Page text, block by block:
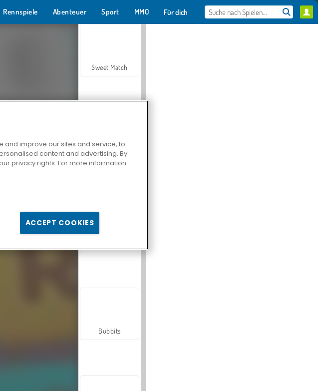
Rennspiele Abenteuer Sport MMO Für dich
Sweet Match
Zen Solitaire
Bubbits
improve our sites and service, to
content and advertising. By
privacy rights. For more information
ACCEPT COOKIES